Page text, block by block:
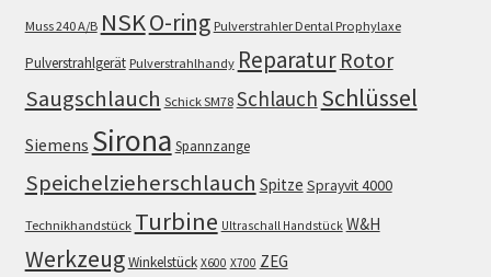
Muss 240 A/B NSKO-ring Pulverstrahler Dental Prophylaxe
Pulverstrahlgerät Pulverstrahlhandy Reparatur Rotor
Saugschlauch Schick SM78 Schlauch Schlüssel
Siemens Sirona Spannzange
Speichelzieherschlauch Spitze Sprayvit 4000
Technikhandstück Turbine Ultraschall Handstück W&H
WerkzeugWinkelstück X600 X700 ZEG